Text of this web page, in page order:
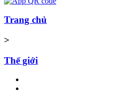
Trang chủ
>
Thế giới